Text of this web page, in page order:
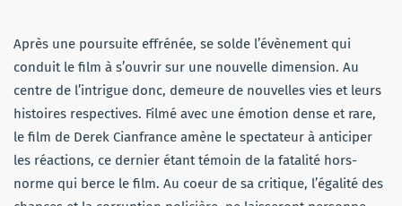
Après une poursuite effrénée, se solde l’évènement qui
conduit le film à s’ouvrir sur une nouvelle dimension. Au
centre de l’intrigue donc, demeure de nouvelles vies et leurs
histoires respectives. Filmé avec une émotion dense et rare,
le film de Derek Cianfrance amène le spectateur à anticiper
les réactions, ce dernier étant témoin de la fatalité hors-
norme qui berce le film. Au coeur de sa critique, l’égalité des